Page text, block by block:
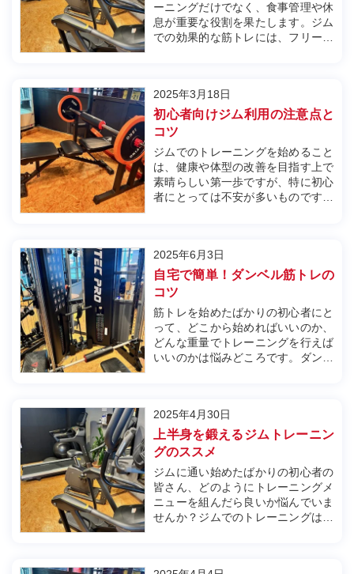
ーニングだけでなく、食事管理や休
息が重要な役割を果たします。ジム
での効果的な筋トレには、フリーウ
ウエイトでは、自由な動きで全身の
筋肉をバランスよく鍛えることがで
き、...
初心者向けジム利用の注意点と
コツ
2025年3月18日
ジムでのトレーニングを始めること
は、健康や体型の改善を目指す上で
素晴らしい第一歩ですが、特に初心
者にとっては不安が多いものです。
とも少なくありません。そのため、
初心者はしっかりとした知識を持
ち、自分...
自宅で簡単！ダンベル筋トレの
コツ
2025年6月3日
筋トレを始めたばかりの初心者にと
って、どこから始めればいいのか、
どんな重量でトレーニングを行えば
いいのかは悩みどころです。ダンベ
特におすすめです。しかし、筋トレ
初心者が効果的に筋肉をつけるため
には...
上半身を鍛えるジムトレーニン
グのススメ
2025年4月30日
ジムに通い始めたばかりの初心者の
皆さん、どのようにトレーニングメ
ニューを組んだら良いか悩んでいま
せんか？ジムでのトレーニングは、